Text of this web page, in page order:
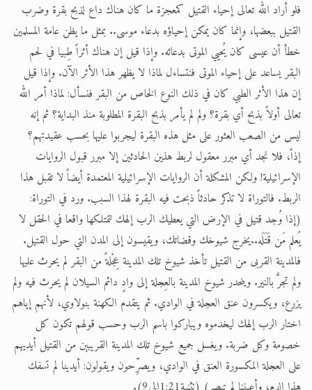
فلو أراد الله تعالى إحياء القتيل كمعجزة ما كان هناك داع لذبح بقرة وضرب
القتيل ببعضها، وإنما كان يمكن إحياؤه بدعاء موسى.. بمثل ما يظن عامة المسلمين
خطأ أن عيسى كان يُحيي الموتى بدعائه. وإذا قيل إن هناك أثراً طِبيا في لحم
البقر يساعد على إحياء الموتى فنتساءل لماذا لا يظهر هذا الأثر الآن. وإذا قيل
إن هذا الأثر الطبي كان في ذلك النوع الخاص من البقر فنسأل: لماذا أمر الله
تعالى أولاً بذبح أي بقرة؟ ولم لم يأمر بذبح البقرة المطلوبة منذ البداية؟ ثم إنه
ليس من الصعب العثور على مثل هذه البقرة ليجربوا عليها بحسب عقيدتهم؟
إذاً، فلا نجد أي مبرر معقول لربط هذين الحادثين إلا مبرر قبول الروايات
الإسرائيلية! ولكن المشكلة أن الروايات الإسرائيلية المعتمدة أيضاً لا تقبل هذا
الربط. فالتوراة لا تذكر حادثاً ذبحت فيه البقرة لهذا السبب. ورد في التوراة:
(إذا وُجد قتيل في الإرض التي يعطيك الرب إلهك لتمتلكها واقعا في الحقل لا
يُعلم مَن قَتَلَه..يخرج شيوخك وقضاتك، ويقيسون إلى المدن التي حول القتيل.
فالمدينة القربى من القتيل تأخذ شيوخ تلك المدينة عِجْلةً من البقر لم يحرث عليها
ولم تجرَّ بالنير. وينحدر شيوخ المدينة بالعِجلة إلى وادٍ دائم السيلان لم يحرث فيه ولم
يزرع، ويكسرون عنق العجلة في الوادي. ثم يتقدم الكهنة بنولاوي، لأنهم إياهم
اختار الرب إلهك ليخدموه ويباركوا باسم الرب وحسب قولهم تكون كل
خصومة وكل ضربة. ويغسل جميع شيوخ تلك المدينة القريبين من القتيل أيديهم
على العجلة المكسورة العنق في الوادي، ويصرِّحون ويقولون: أيدينا لم تسفك